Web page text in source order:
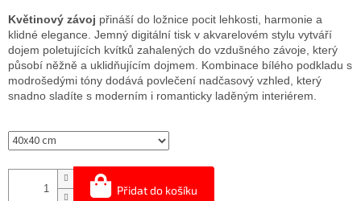
cena:
Přidat do košíku
Květinový závoj přináší do ložnice pocit lehkosti, harmonie a
klidné elegance. Jemný digitální tisk v akvarelovém stylu vytváří
dojem poletujících kvítků zahalených do vzdušného závoje, který
působí něžně a uklidňujícím dojmem. Kombinace bílého podkladu s
modrošedými tóny dodává povlečení nadčasový vzhled, který
snadno sladíte s moderním i romanticky laděným interiérem.